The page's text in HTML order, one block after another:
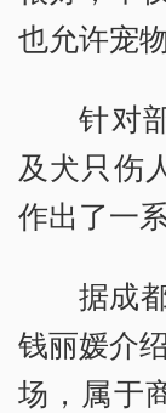
也允许宠
针对
及犬只伤
作出了一
据成
钱丽媛介
场，属于